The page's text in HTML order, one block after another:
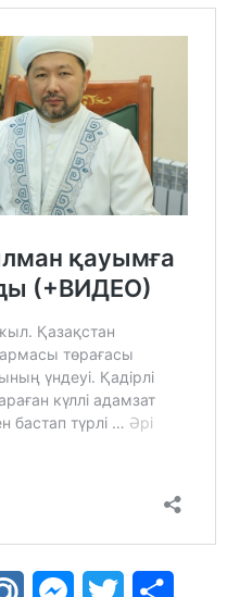
Mail.Ru Messenger
Twitter